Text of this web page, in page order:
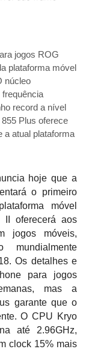
jogos ROG
plataforma móvel
núcleo
record a nível
Plus oferece
a atual plataforma
hoje que a
o primeiro
móvel
II oferecerá aos
jogos móveis,
mundialmente
Os detalhes e
para jogos
mas a
garante que o
O CPU Kryo
até 2.96GHz,
clock 15% mais